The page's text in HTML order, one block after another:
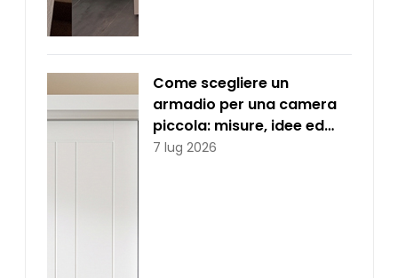
Come scegliere un
armadio per una camera
piccola: misure, idee ed
errori da evitare
7 lug 2026